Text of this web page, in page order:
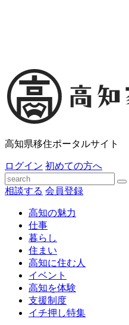
高知県移住ポータルサイト
ログイン 初めての方へ
相談する 会員登録
高知の魅力
仕事
暮らし
住まい
高知に住む人
イベント
高知を体験
支援制度
イチ押し特集